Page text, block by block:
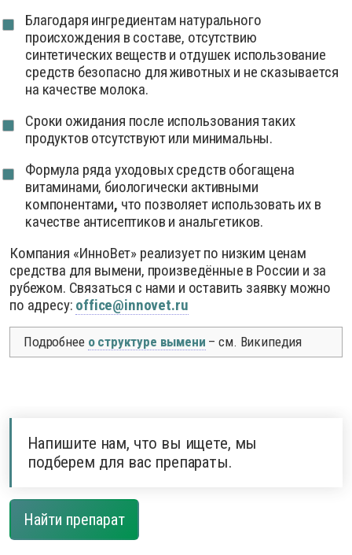
Благодаря ингредиентам натурального
происхождения в составе, отсутствию
синтетических веществ и отдушек использование
средств безопасно для животных и не сказывается
на качестве молока.
Сроки ожидания после использования таких
продуктов отсутствуют или минимальны.
Формула ряда уходовых средств обогащена
витаминами, биологически активными
компонентами, что позволяет использовать их в
качестве антисептиков и анальгетиков.
Компания «ИнноВет» реализует по низким ценам
средства для вымени, произведённые в России и за
рубежом. Связаться с нами и оставить заявку можно
по адресу: office@innovet.ru
Подробнее о структуре вымени – см. Википедия
Напишите нам, что вы ищете, мы
подберем для вас препараты.
Найти препарат